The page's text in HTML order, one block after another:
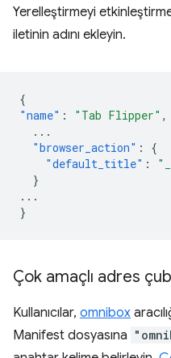
Yerelleştirmeyi
iletinin adını ekleyin.
{
"name" : "Tab Flipper" ,
...
"browser_action" :
{
"default_title" :
}
...
}
Çok amaçlı adres
Kullanıcılar, omnibox
Manifest dosyasına